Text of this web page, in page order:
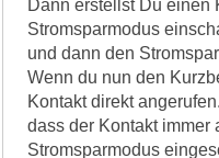
Dann erstellst Du einen
Stromsparmodus
und dann den
Wenn du nun den
Kontakt direkt
dass der Kontakt immer
Stromsparmodus